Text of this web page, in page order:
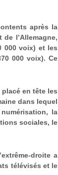
après la
l’Allemagne,
000 voix) et les
000 voix). Ce
en tête les
dans lequel
la
sociales, le
droite a
télévisés et le